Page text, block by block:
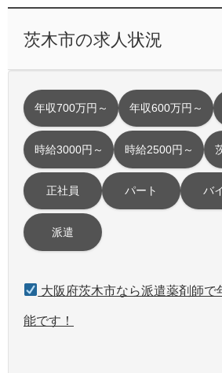
茨木市の求人状況
年収700万円～ 年収600万円～
時給3000円～ 時給2500円～
正社員 パート バ
派遣
大阪府茨木市なら派遣薬剤師で
能です！